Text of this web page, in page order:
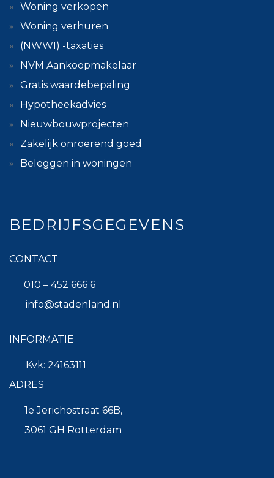
Woning verkopen
Woning verhuren
(NWWI) -taxaties
NVM Aankoopmakelaar
Gratis waardebepaling
Hypotheekadvies
Nieuwbouwprojecten
Zakelijk onroerend goed
Beleggen in woningen
BEDRIJFSGEGEVENS
CONTACT
010 – 452 666 6
info@stadenland.nl
INFORMATIE
Kvk: 24163111
ADRES
1e Jerichostraat 66B,
3061 GH Rotterdam